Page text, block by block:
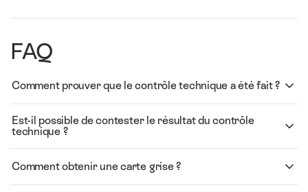
FAQ
Comment prouver que le contrôle technique a été fait ?
Est-il possible de contester le résultat du contrôle
technique ?
Comment obtenir une carte grise ?